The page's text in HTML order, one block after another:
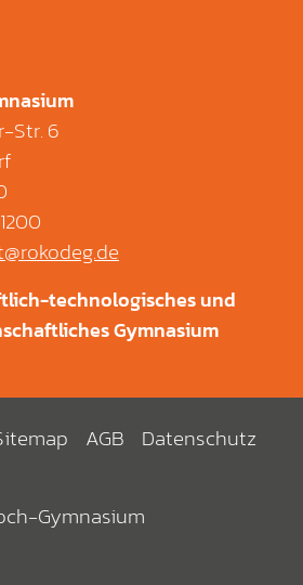
Str. 6
technologisches und
Gymnasium
AGB
Datenschutz
Gymnasium